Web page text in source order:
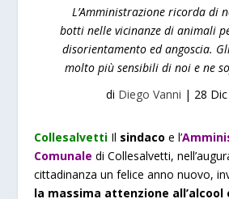
L’Amministrazione ricorda di
botti nelle vicinanze di animali
disorientamento ed angoscia.
molto più sensibili di noi e ne
di Diego Vanni | 28
Collesalvetti Il sindaco e l’
Comunale di Collesalvetti,
cittadinanza un felice anno nuovo,
la massima attenzione